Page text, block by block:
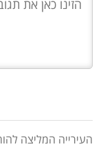
העירייה המליצה